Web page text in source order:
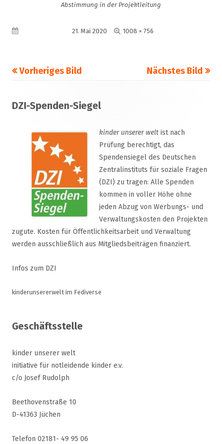
Abstimmung in der Projektleitung
Veröffentlicht am21. Mai 2020 Volle
1008 × 756
Vorheriges Bild Nächstes Bild
Inhalt
DZI-Spenden-Siegel
kinder unserer welt ist nach
Prüfung berechtigt, das
Spendensiegel des Deutschen
Zentralinstituts für soziale Fragen
(DZI) zu tragen: Alle Spenden
kommen in voller Höhe ohne
jeden Abzug von Werbungs- und
Verwaltungskosten den Projekten
zugute. Kosten für Öffentlichkeitsarbeit und Verwaltung
werden ausschließlich aus Mitgliedsbeiträgen finanziert.
Infos zum DZI
kinderunsererwelt im Fediverse
Geschäftsstelle
kinder unserer welt
initiative für notleidende kinder e.v.
c/o Josef Rudolph
Beethovenstraße 10
D-41363 Jüchen
Telefon 02181- 49 95 06